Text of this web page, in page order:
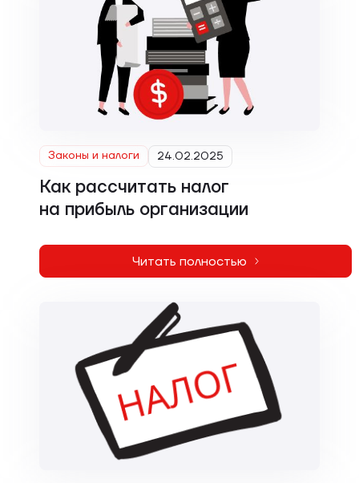
24.02.2025
Законы и налоги
Как рассчитать налог
на прибыль организации
Читать полностью